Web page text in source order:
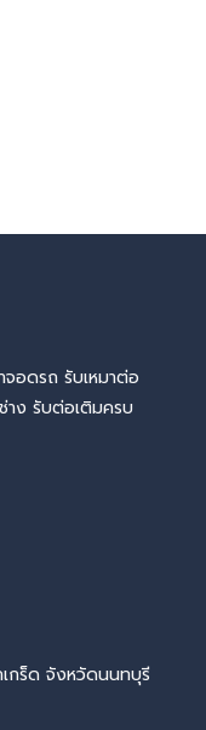
อดรถ รับเหมาต่อ
ง รับต่อเติมครบ
กร็ด จังหวัดนนทบุรี